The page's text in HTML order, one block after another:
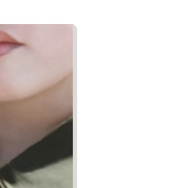
am Ende gar nicht an
selbst?